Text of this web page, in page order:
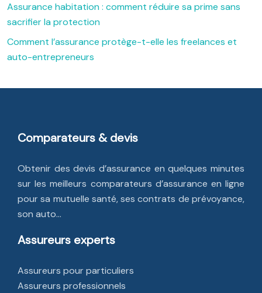
Assurance habitation : comment réduire sa prime sans
sacrifier la protection
Comment l’assurance protège-t-elle les freelances et
auto-entrepreneurs
Comparateurs & devis
Obtenir des devis d’assurance en quelques minutes
sur les meilleurs comparateurs d’assurance en ligne
pour sa mutuelle santé, ses contrats de prévoyance,
son auto…
Assureurs experts
Assureurs pour particuliers
Assureurs professionnels